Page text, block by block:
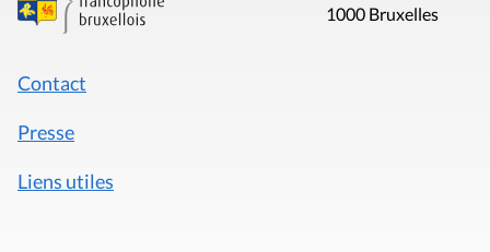
1000 Bruxelles
Contact
Presse
Liens utiles